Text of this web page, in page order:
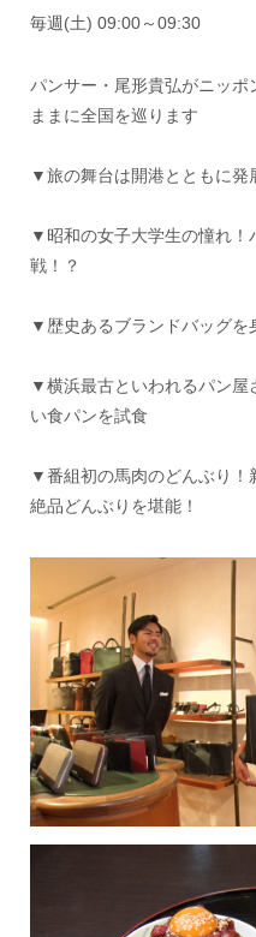
毎週(土) 09:00～09:30
パンサー・尾形貴弘がニッポ
ままに全国を巡ります
▼旅の舞台は開港とともに発
▼昭和の女子大学生の憧れ！
戦！？
▼歴史あるブランドバッグを
▼横浜最古といわれるパン屋
い食パンを試食
▼番組初の馬肉のどんぶり！
絶品どんぶりを堪能！